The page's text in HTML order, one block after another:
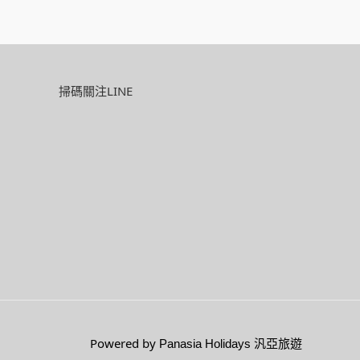
掃碼關注LINE
Powered by Panasia Holidays 汎亞旅遊